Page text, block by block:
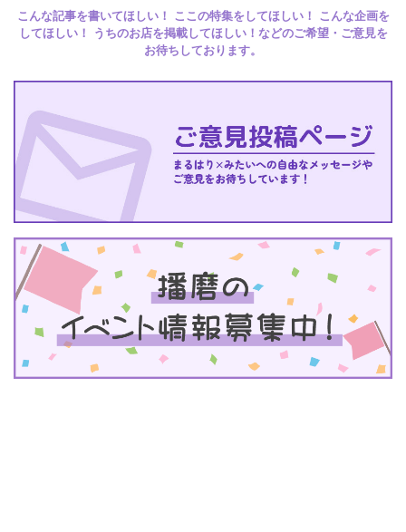
こんな記事を書いてほしい！ ここの特集をしてほしい！ こんな企画を
してほしい！ うちのお店を掲載してほしい！などのご希望・ご意見を
お待ちしております。